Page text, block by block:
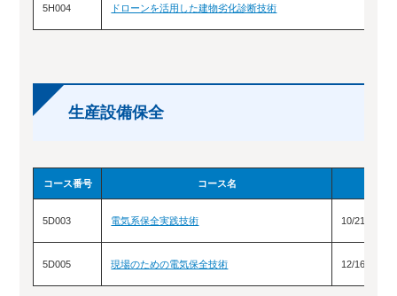
5H004 ドローンを活用した建物劣化診断技術
生産設備保全
コース番号 コース名
5D003 電気系保全実践技術 10/21（水
5D005 現場のための電気保全技術 12/16（水